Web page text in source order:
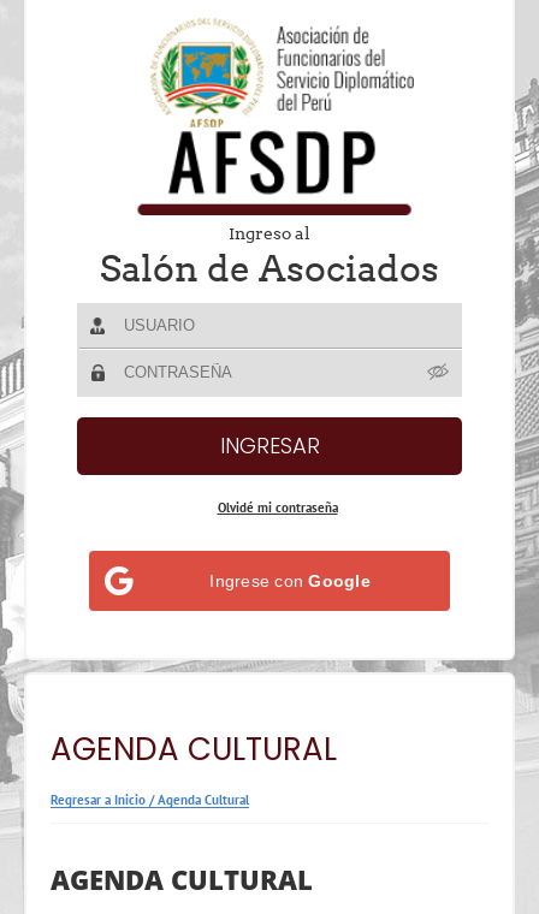
Ingreso al
Salón de Asociados
Olvidé mi contraseña
Ingrese conGoogle
AGENDA CULTURAL
Regresar a Inicio /Agenda Cultural
AGENDA CULTURAL